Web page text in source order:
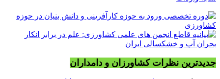
جدیدترین نظرات کشاورزان و دامداران